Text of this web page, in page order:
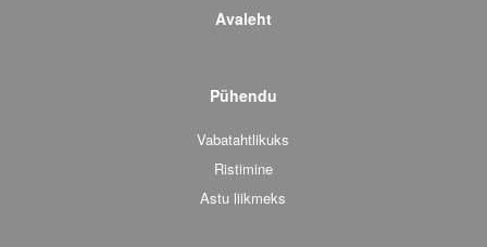
Avaleht
Pühendu
Vabatahtlikuks
Ristimine
Astu liikmeks